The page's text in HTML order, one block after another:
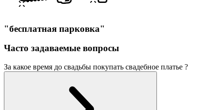
"бесплатная парковка"
Часто задаваемые вопросы
За какое время до свадьбы покупать свадебное платье ?